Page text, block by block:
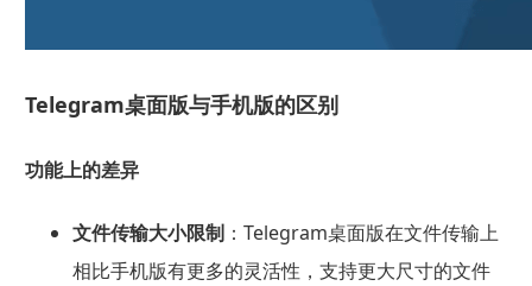
Telegram桌面版与手机版的区别
功能上的差异
文件传输大小限制：Telegram桌面版在文件传输上
相比手机版有更多的灵活性，支持更大尺寸的文件